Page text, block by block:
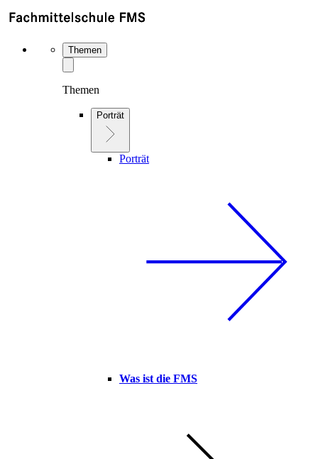
Themen
Themen
Porträt
Porträt
Was ist die FMS